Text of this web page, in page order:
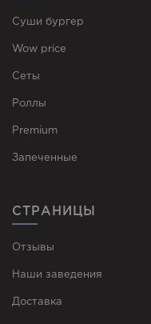
Суши бургер
Wow price
Сеты
Роллы
Premium
Запеченные
СТРАНИЦЫ
Отзывы
Наши заведения
Доставка